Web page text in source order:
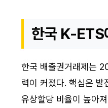
한국 K-ETS
한국 배출권거래제는
력이 커졌다. 핵심은
유상할당 비율이 높아